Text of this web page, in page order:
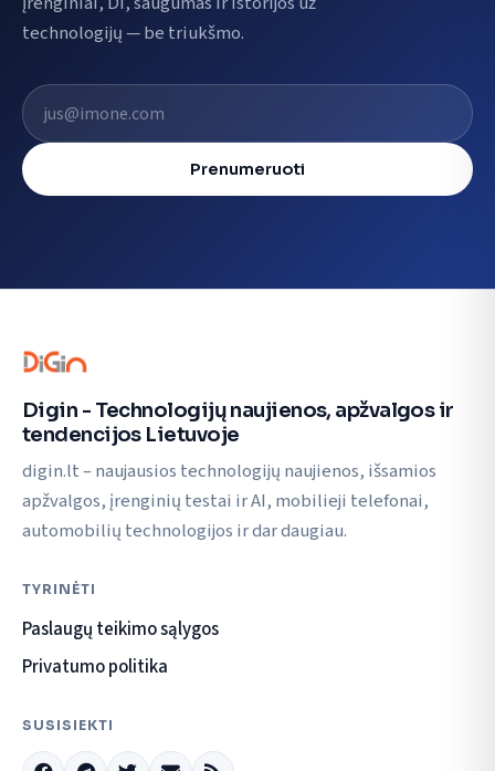
technologijų — be triukšmo.
El. pašto adresas
Prenumeruoti
Digin - Technologijų naujienos, apžvalgos ir
tendencijos Lietuvoje
digin.lt – naujausios technologijų naujienos, išsamios
apžvalgos, įrenginių testai ir AI, mobilieji telefonai,
automobilių technologijos ir dar daugiau.
TYRINĖTI
Paslaugų teikimo sąlygos
Privatumo politika
SUSISIEKTI